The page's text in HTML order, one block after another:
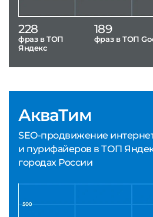
АкваТим
SEO-продвижение
и пурифайеров в ТОП
городах России
228
фраз в ТОП
Яндекс
189
фраз в ТОП